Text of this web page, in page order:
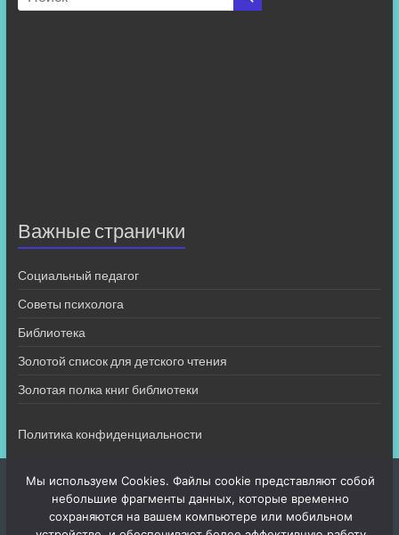
Важные странички
Социальный педагог
Советы психолога
Библиотека
Золотой список для детского чтения
Золотая полка книг библиотеки
Политика конфиденциальности
Мы используем Cookies. Файлы cookie представляют собой
небольшие фрагменты данных, которые временно
сохраняются на вашем компьютере или мобильном